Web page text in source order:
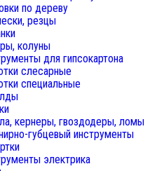
по дереву
резцы
колуны
для гипсокартона
слесарные
специальные
кернеры, гвоздодеры, ломы
губцевый инструменты
электрика